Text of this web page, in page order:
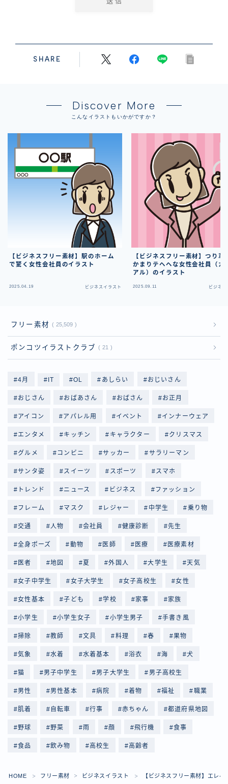
Follow Me
SHARE
Discover More
こんなイラストもいかがですか？
【ビジネスフリー素材】駅のホーム
で驚く女性会社員のイラスト
2025.04.19 ビジネスイラスト
【ビジネスフリー素材】つり革
かまりテヘヘな女性会社員（カ
アル）のイラスト
2025.09.11 ビジネ
フリー素材 25,509
ポンコツイラストクラブ 21
4月 IT OL あしらい おじいさん
おじさん おばあさん おばさん お正月
アイコン アパレル用 イベント インナーウェア
エンタメ キッチン キャラクター クリスマス
グルメ コンビニ サッカー サラリーマン
サンタ姿 スイーツ スポーツ スマホ
トレンド ニュース ビジネス ファッション
フレーム マスク レジャー 中学生 乗り物
交通 人物 会社員 健康診断 先生
全身ポーズ 動物 医師 医療 医療素材
医者 地図 夏 外国人 大学生 天気
女子中学生 女子大学生 女子高校生 女性
女性基本 子ども 学校 家事 家族
小学生 小学生女子 小学生男子 手書き風
掃除 教師 文具 料理 春 果物
気象 水着 水着基本 浴衣 海 犬
猫 男子中学生 男子大学生 男子高校生
男性 男性基本 病院 着物 福祉 職業
肌着 自転車 行事 赤ちゃん 都道府県地図
野球 野菜 雨 顔 飛行機 食事
食品 飲み物 高校生 高齢者
HOME ＞ フリー素材 ＞ ビジネスイラスト ＞ 【ビジネスフリー素材】エレ